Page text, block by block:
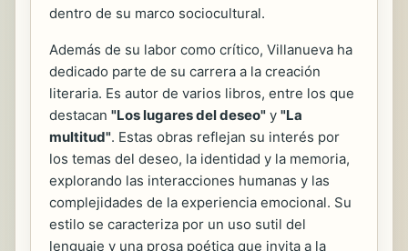
dentro de su marco sociocultural.
Además de su labor como crítico, Villanueva ha
dedicado parte de su carrera a la creación
literaria. Es autor de varios libros, entre los que
destacan "Los lugares del deseo" y "La
multitud". Estas obras reflejan su interés por
los temas del deseo, la identidad y la memoria,
explorando las interacciones humanas y las
complejidades de la experiencia emocional. Su
estilo se caracteriza por un uso sutil del
lenguaje y una prosa poética que invita a la